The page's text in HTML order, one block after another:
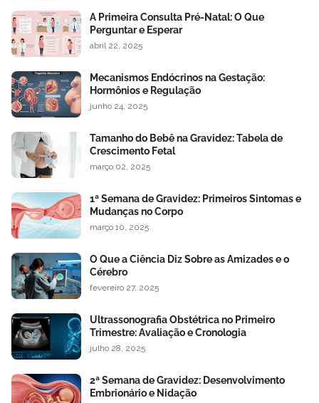
A Primeira Consulta Pré-Natal: O Que
Perguntar e Esperar
abril 22, 2025
Mecanismos Endócrinos na Gestação:
Hormônios e Regulação
junho 24, 2025
Tamanho do Bebê na Gravidez: Tabela de
Crescimento Fetal
março 02, 2025
1ª Semana de Gravidez: Primeiros Sintomas e
Mudanças no Corpo
março 10, 2025
O Que a Ciência Diz Sobre as Amizades e o
Cérebro
fevereiro 27, 2025
Ultrassonografia Obstétrica no Primeiro
Trimestre: Avaliação e Cronologia
julho 28, 2025
2ª Semana de Gravidez: Desenvolvimento
Embrionário e Nidação